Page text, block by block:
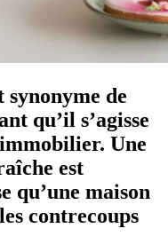
synonyme de
qu’il s’agisse
immobilier. Une
est
qu’une maison
contrecoups